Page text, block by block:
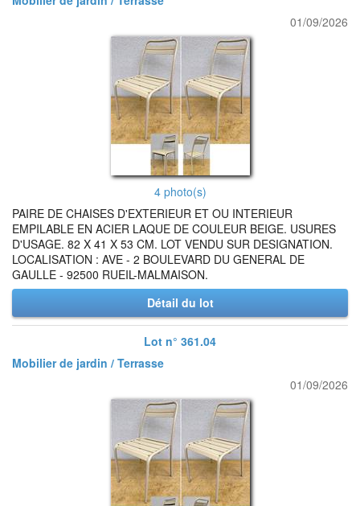
01/09/2026
4 photo(s)
PAIRE DE CHAISES D'EXTERIEUR ET OU INTERIEUR
EMPILABLE EN ACIER LAQUE DE COULEUR BEIGE. USURES
D'USAGE. 82 X 41 X 53 CM. LOT VENDU SUR DESIGNATION.
LOCALISATION : AVE - 2 BOULEVARD DU GENERAL DE
GAULLE - 92500 RUEIL-MALMAISON.
Détail du lot
Lot n° 361.04
Mobilier de jardin / Terrasse
01/09/2026